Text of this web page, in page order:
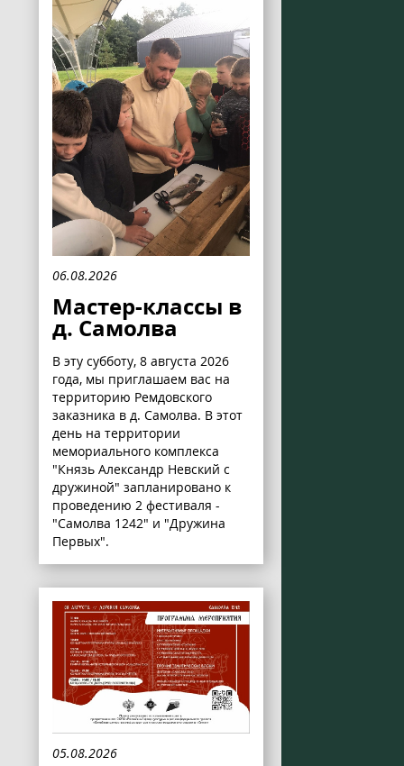
06.08.2026
Мастер-классы в
д. Самолва
В эту субботу, 8 августа 2026
года, мы приглашаем вас на
территорию Ремдовского
заказника в д. Самолва. В этот
день на территории
мемориального комплекса
"Князь Александр Невский с
дружиной" запланировано к
проведению 2 фестиваля -
"Самолва 1242" и "Дружина
Первых".
05.08.2026